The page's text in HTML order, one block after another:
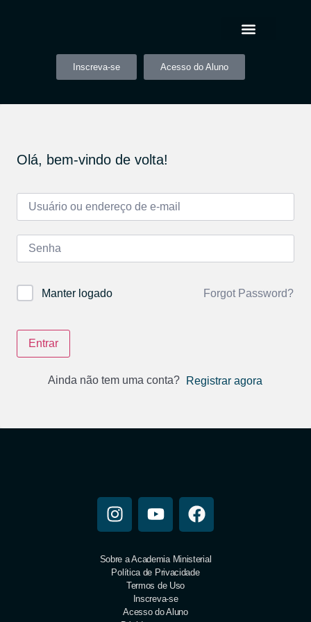
Inscreva-se Acesso do Aluno
Olá, bem-vindo de volta!
Manter logado Forgot Password?
Entrar
Ainda não tem uma conta? Registrar agora
Sobre a Academia Ministerial
Política de Privacidade
Termos de Uso
Inscreva-se
Acesso do Aluno